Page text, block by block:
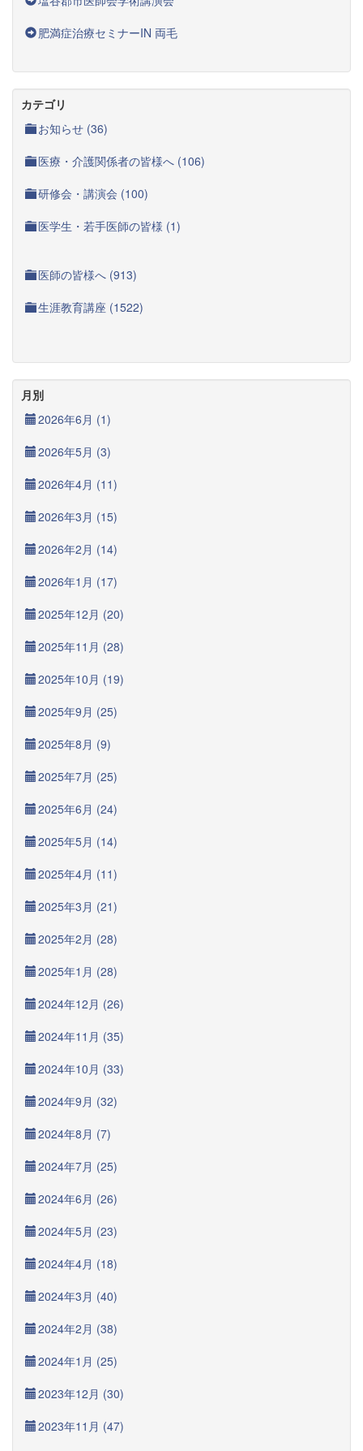
肥満症治療セミナーIN 両毛
カテゴリ
お知らせ (36)
医療・介護関係者の皆様へ (106)
研修会・講演会 (100)
医学生・若手医師の皆様 (1)
医師の皆様へ (913)
生涯教育講座 (1522)
月別
2026年6月 (1)
2026年5月 (3)
2026年4月 (11)
2026年3月 (15)
2026年2月 (14)
2026年1月 (17)
2025年12月 (20)
2025年11月 (28)
2025年10月 (19)
2025年9月 (25)
2025年8月 (9)
2025年7月 (25)
2025年6月 (24)
2025年5月 (14)
2025年4月 (11)
2025年3月 (21)
2025年2月 (28)
2025年1月 (28)
2024年12月 (26)
2024年11月 (35)
2024年10月 (33)
2024年9月 (32)
2024年8月 (7)
2024年7月 (25)
2024年6月 (26)
2024年5月 (23)
2024年4月 (18)
2024年3月 (40)
2024年2月 (38)
2024年1月 (25)
2023年12月 (30)
2023年11月 (47)